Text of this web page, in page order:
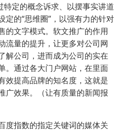
特定的概念诉求、以摆事实讲道
定的“思维圈”，以强有力的针对
的文字模式。软文推广的作用
流量的提升，让更多对公司网
解公司，进而成为公司的实在
。通过各大门户网站，在里面
效提高品牌的知名度，这就是
广效果。（让有质量的新闻报
度指数的指定关键词的媒体关